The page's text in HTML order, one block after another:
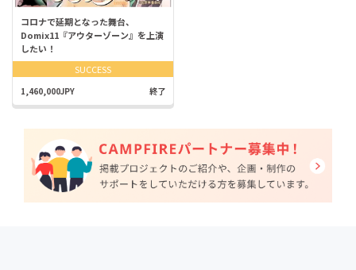
コロナで延期となった舞台、
Domix11『アウターゾーン』を上演
したい！
SUCCESS
1,460,000JPY 終了